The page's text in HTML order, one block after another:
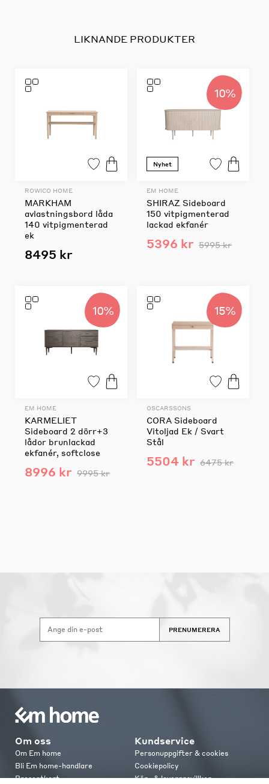
LIKNANDE PRODUKTER
ROWICO HOME
MARKHAM
avlastningsbord låda
140 vitpigmenterad
ek
8495 kr
10%
Nyhet
EM HOME
SHIRAZ Sideboard
150 vitpigmenterad
lackad ekfanér
5396 kr 5995 kr
10%
EM HOME
KARMELIET
Sideboard 2 dörr+3
lådor brunlackad
ekfanér, softclose
8996 kr 9995 kr
15%
OSCARSSONS
CORA Sideboard
Vitoljad Ek / Svart
Stål
5504 kr 6475 kr
PRENUMERERA
Om oss
Om Em home
Bli Em home-handlare
Presentkort
Kundservice
Personuppgifter & cookies
Cookiepolicy
Köp- & leveransvillkor